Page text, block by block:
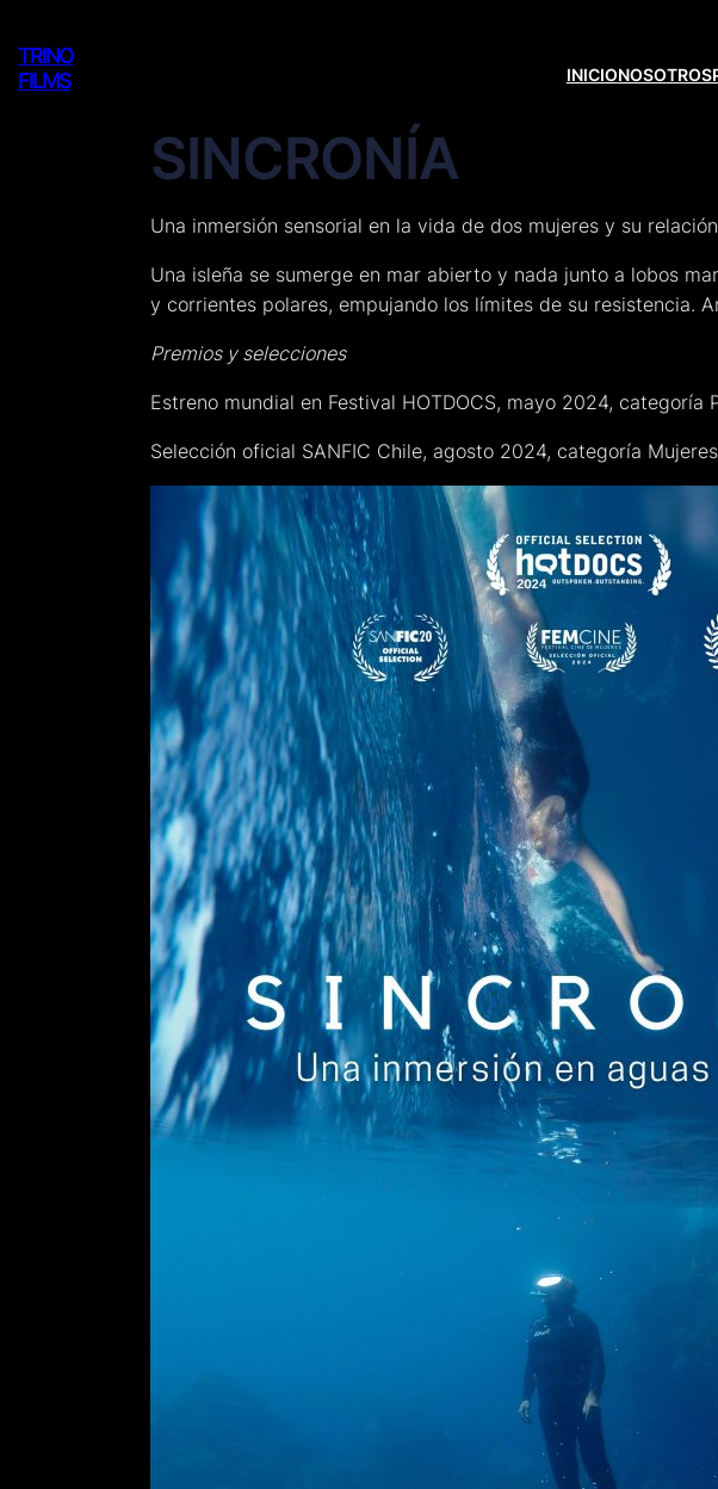
al
contenido
TRINO
FILMS
INICIONOSOTROS
SINCRONÍA
Una inmersión sensorial en la vida de dos mujeres y su
Una isleña se sumerge en mar abierto y nada junto a lobos
y corrientes polares, empujando los límites de su resistencia.
Premios y selecciones
Estreno mundial en Festival HOTDOCS, mayo 2024, categoría
Selección oficial SANFIC Chile, agosto 2024, categoría